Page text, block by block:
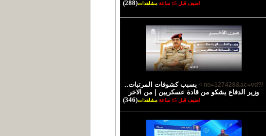
اضيف قبل 15 ساعة مشاهدات(288)
/?no=127428&ac=vd >
بسبب كشوفات المرتبات..
وزير الدفاع يشكو من قادة عسكريين | من الاخر
اضيف قبل 15 ساعة مشاهدات(346)